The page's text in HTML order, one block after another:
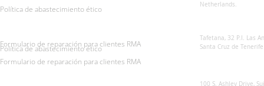
Política de abastecimiento ético
Formulario de reparación para clientes RMA
Formulario de reparación para clientes RMA
Política de abastecimiento ético
Netherlands.
Tafetana, 32 P.I. Las
Santa Cruz de Tenerife
100 S. Ashley Drive,